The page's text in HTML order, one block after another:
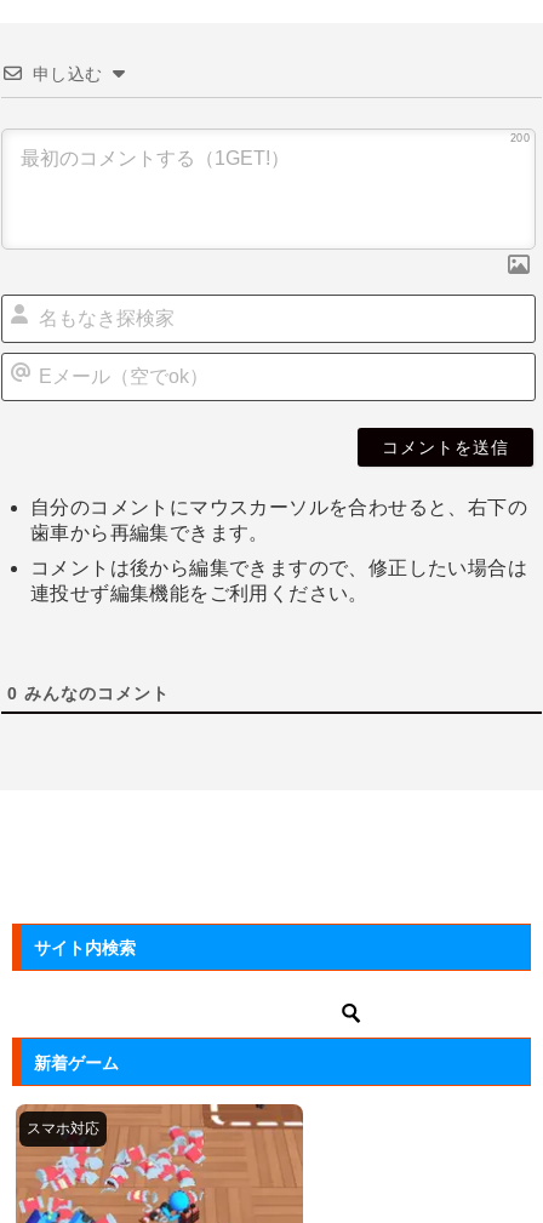
申し込む
200
自分のコメントにマウスカーソルを合わせると、右下の
歯車から再編集できます。
コメントは後から編集できますので、修正したい場合は
連投せず編集機能をご利用ください。
0 みんなのコメント
サイト内検索
新着ゲーム